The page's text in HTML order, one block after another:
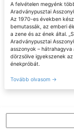
A felvételen megyénk
Aradványpusztai
Az 1970-es években
bemutassák, az emberi
a zene és az ének által.
Aradványpusztai
asszonyok –
dörzsölve igyekszenek
énekpróbát.
Tovább olvasom →